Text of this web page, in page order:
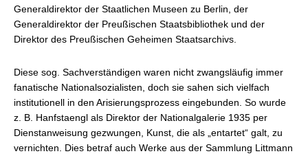
Generaldirektor der Staatlichen Museen zu Berlin, der
Generaldirektor der Preußischen Staatsbibliothek und der
Direktor des Preußischen Geheimen Staatsarchivs.
Diese sog. Sachverständigen waren nicht zwangsläufig immer
fanatische Nationalsozialisten, doch sie sahen sich vielfach
institutionell in den Arisierungsprozess eingebunden. So wurde
z. B. Hanfstaengl als Direktor der Nationalgalerie 1935 per
Dienstanweisung gezwungen, Kunst, die als „entartet“ galt, zu
vernichten. Dies betraf auch Werke aus der Sammlung Littmann